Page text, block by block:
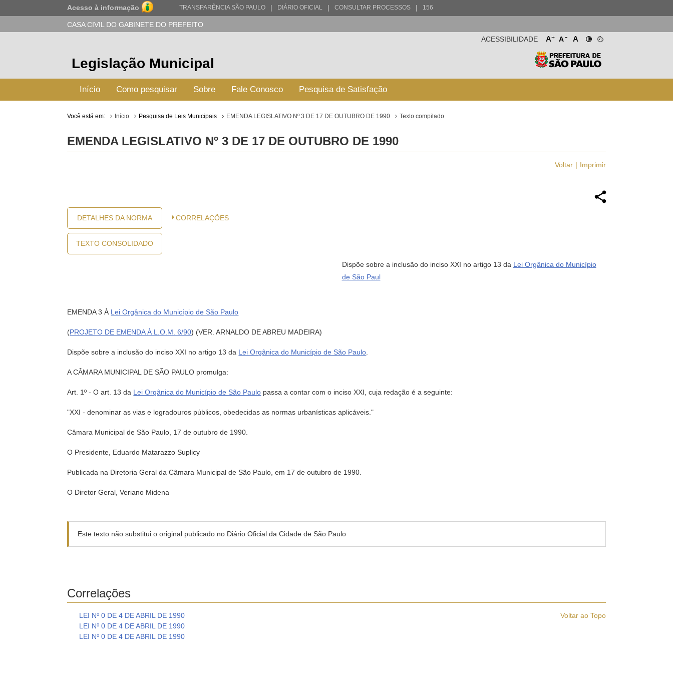
Acesso à informação TRANSPARÊNCIA SÃO PAULO | DIÁRIO OFICIAL | CONSULTAR PROCESSOS | 156
CASA CIVIL DO GABINETE DO PREFEITO
A+ A- A
ACESSIBILIDADE
Legislação Municipal
Início Como pesquisar Sobre Fale Conosco Pesquisa de Satisfação
Você está em: Início Pesquisa de Leis Municipais EMENDA LEGISLATIVO Nº 3 DE 17 DE OUTUBRO DE 1990 Texto compilado
EMENDA LEGISLATIVO Nº 3 DE 17 DE OUTUBRO DE 1990
Voltar Imprimir
DETALHES DA NORMA
TEXTO CONSOLIDADO
CORRELAÇÕES
Dispõe sobre a inclusão do inciso XXI no artigo 13 da Lei Orgânica do Município
de São Paul
EMENDA 3 À Lei Orgânica do Município de São Paulo
(PROJETO DE EMENDA À L.O.M. 6/90) (VER. ARNALDO DE ABREU MADEIRA)
Dispõe sobre a inclusão do inciso XXI no artigo 13 da Lei Orgânica do Município de São Paulo
A CÂMARA MUNICIPAL DE SÃO PAULO promulga:
Art. 1º - O art. 13 da Lei Orgânica do Município de São Paulo passa a contar com o inciso XXI, cuja redação é a seguinte:
"XXI - denominar as vias e logradouros públicos, obedecidas as normas urbanísticas aplicáveis."
Câmara Municipal de São Paulo, 17 de outubro de 1990.
O Presidente, Eduardo Matarazzo Suplicy
Publicada na Diretoria Geral da Câmara Municipal de São Paulo, em 17 de outubro de 1990.
O Diretor Geral, Veriano Midena
Este texto não substitui o original publicado no Diário Oficial da Cidade de São Paulo
Correlações
Voltar ao Topo
LEI Nº 0 DE 4 DE ABRIL DE 1990
LEI Nº 0 DE 4 DE ABRIL DE 1990
LEI Nº 0 DE 4 DE ABRIL DE 1990